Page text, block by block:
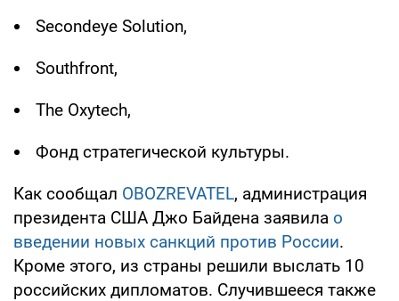
Secondeye Solution,
Southfront,
The Oxytech,
Фонд стратегической культуры.
Как сообщал OBOZREVATEL, администрация
президента США Джо Байдена заявила о
введении новых санкций против России.
Кроме этого, из страны решили выслать 10
российских дипломатов. Случившееся также